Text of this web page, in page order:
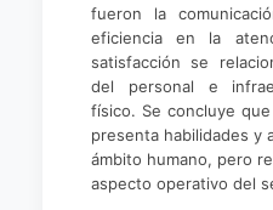
fueron la
eficiencia en la
satisfacción se
del personal e
físico. Se concluye
presenta habilidades y
ámbito humano, pero
aspecto operativo del